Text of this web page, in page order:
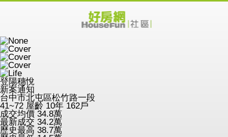
登陽穗悅
新案通知
台中市北屯區松竹路一段
41~72 屋齡 10年 162戶
成交均價 34.8萬
最新成交 34.2萬
歷史最高 38.7萬